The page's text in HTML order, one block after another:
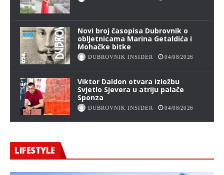
Novi broj časopisa Dubrovnik o
obljetnicama Marina Getaldića i
Mohačke bitke
DUBROVNIK INSIDER 04/08/2026
Viktor Daldon otvara izložbu
Svjetlo Sjevera u atriju palače
Sponza
DUBROVNIK INSIDER 04/08/2026
LIFESTYLE